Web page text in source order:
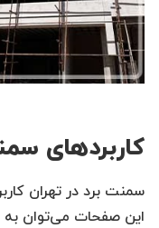
کاربردهای
سمنت برد در تهران
این صفحات می‌توان به